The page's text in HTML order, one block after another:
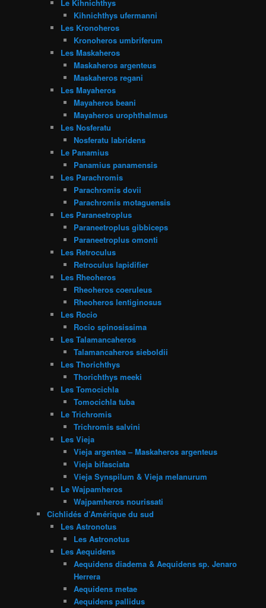
Le Kihnichthys
Kihnichthys ufermanni
Les Kronoheros
Kronoheros umbriferum
Les Maskaheros
Maskaheros argenteus
Maskaheros regani
Les Mayaheros
Mayaheros beani
Mayaheros urophthalmus
Les Nosferatu
Nosferatu labridens
Le Panamius
Panamius panamensis
Les Parachromis
Parachromis dovii
Parachromis motaguensis
Les Paraneetroplus
Paraneetroplus gibbiceps
Paraneetroplus omonti
Les Retroculus
Retroculus lapidifier
Les Rheoheros
Rheoheros coeruleus
Rheoheros lentiginosus
Les Rocio
Rocio spinosissima
Les Talamancaheros
Talamancaheros sieboldii
Les Thorichthys
Thorichthys meeki
Les Tomocichla
Tomocichla tuba
Le Trichromis
Trichromis salvini
Les Vieja
Vieja argentea – Maskaheros argenteus
Vieja bifasciata
Vieja Synspilum & Vieja melanurum
Le Wajpamheros
Wajpamheros nourissati
Cichlidés d’Amérique du sud
Les Astronotus
Les Astronotus
Les Aequidens
Aequidens diadema & Aequidens sp. Jenaro
Herrera
Aequidens metae
Aequidens pallidus